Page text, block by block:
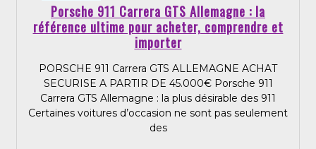
Porsche 911 Carrera GTS Allemagne : la
référence ultime pour acheter, comprendre et
importer
PORSCHE 911 Carrera GTS ALLEMAGNE ACHAT
SECURISE A PARTIR DE 45.000€ Porsche 911
Carrera GTS Allemagne : la plus désirable des 911
Certaines voitures d’occasion ne sont pas seulement
des